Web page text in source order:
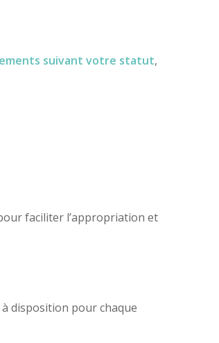
suivant votre statut,
faciliter l’appropriation et
disposition pour chaque